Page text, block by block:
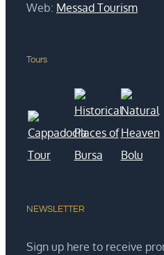
Web: Messad Tourism
Tours
NEWSLETTER
Sign up here to receive